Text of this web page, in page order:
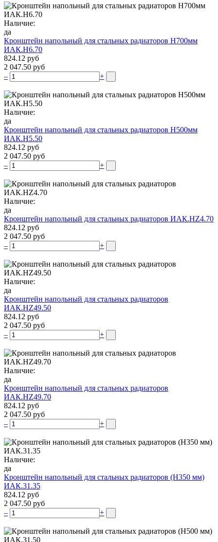
Наличие:
да
Кронштейн напольный для стальных радиаторов Н700мм
ИАК.Н6.70
824.12 руб
2 047.50 руб
–
+
Наличие:
да
Кронштейн напольный для стальных радиаторов Н500мм
ИАК.Н5.50
824.12 руб
2 047.50 руб
–
+
Наличие:
да
Кронштейн напольный для стальных радиаторов ИАК.НZ4.70
824.12 руб
2 047.50 руб
–
+
Наличие:
да
Кронштейн напольный для стальных радиаторов
ИАК.НZ49.50
824.12 руб
2 047.50 руб
–
+
Наличие:
да
Кронштейн напольный для стальных радиаторов
ИАК.НZ49.70
824.12 руб
2 047.50 руб
–
+
Наличие:
да
Кронштейн напольный для стальных радиаторов (Н350 мм)
ИАК.31.35
824.12 руб
2 047.50 руб
–
+